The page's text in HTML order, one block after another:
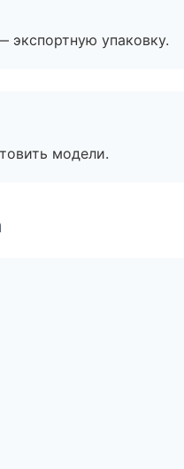
упаковку.
модели.